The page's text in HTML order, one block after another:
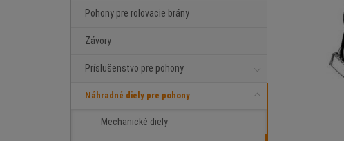
Pohony pre rolovacie brány
Závory
Príslušenstvo pre pohony
Náhradné diely pre pohony
Mechanické diely